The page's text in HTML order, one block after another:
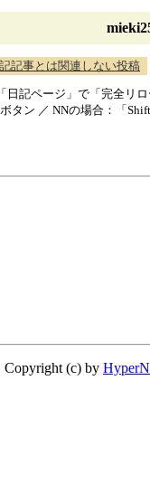
記事とは関連しない投稿
記ページ」で「完全リロ
タン ／ NNの場合：「
Copyright (c) by